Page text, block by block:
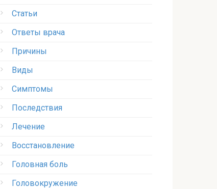
Статьи
Ответы врача
Причины
Виды
Симптомы
Последствия
Лечение
Восстановление
Головная боль
Головокружение